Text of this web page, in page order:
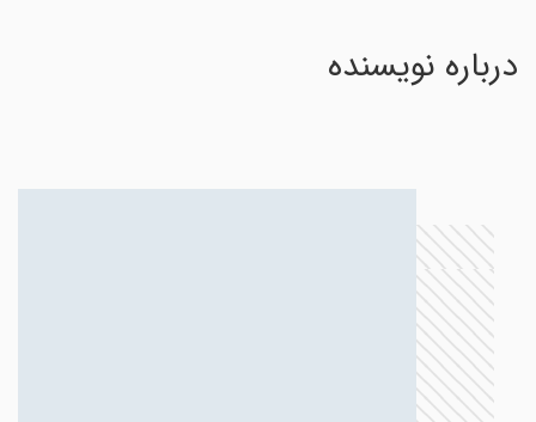
درباره نویسنده